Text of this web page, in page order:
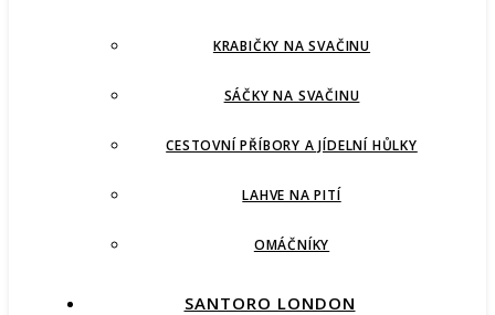
KRABIČKY NA SVAČINU
SÁČKY NA SVAČINU
CESTOVNÍ PŘÍBORY A JÍDELNÍ HŮLKY
LAHVE NA PITÍ
OMÁČNÍKY
SANTORO LONDON